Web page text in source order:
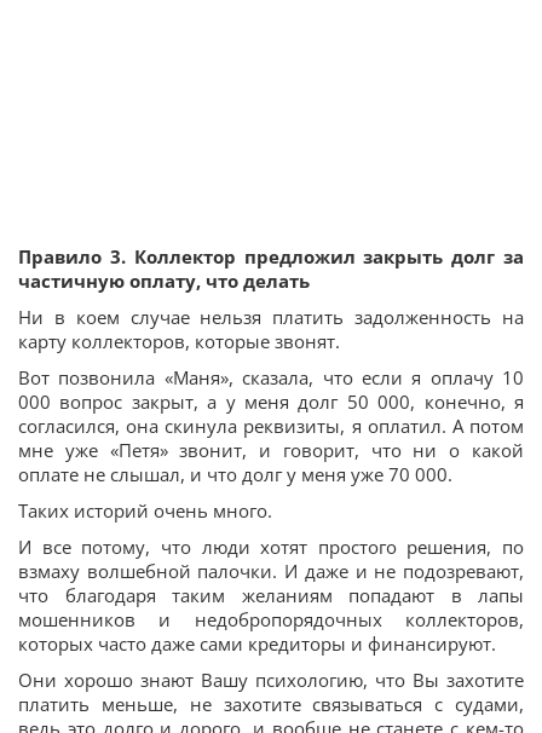
Правило 3. Коллектор предложил закрыть долг за
частичную оплату, что делать
Ни в коем случае нельзя платить задолженность на
карту коллекторов, которые звонят.
Вот позвонила «Маня», сказала, что если я оплачу 10
000 вопрос закрыт, а у меня долг 50 000, конечно, я
согласился, она скинула реквизиты, я оплатил. А потом
мне уже «Петя» звонит, и говорит, что ни о какой
оплате не слышал, и что долг у меня уже 70 000.
Таких историй очень много.
И все потому, что люди хотят простого решения, по
взмаху волшебной палочки. И даже и не подозревают,
что благодаря таким желаниям попадают в лапы
мошенников и недобропорядочных коллекторов,
которых часто даже сами кредиторы и финансируют.
Они хорошо знают Вашу психологию, что Вы захотите
платить меньше, не захотите связываться с судами,
ведь это долго и дорого, и вообще не станете с кем-то